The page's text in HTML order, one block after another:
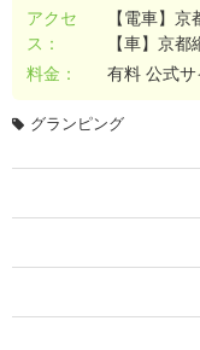
アクセ
ス：
【電車】
【車】京
料金：
有料 公式
グランピング